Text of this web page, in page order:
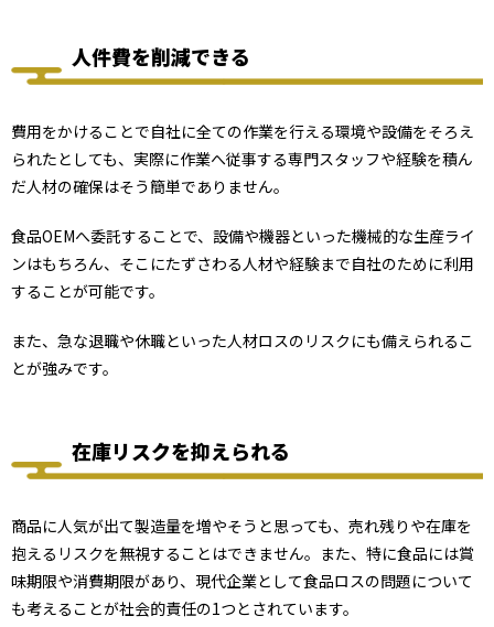
人件費を削減できる
費用をかけることで自社に全ての作業を行える環境や設備をそろえ
られたとしても、実際に作業へ従事する専門スタッフや経験を積ん
だ人材の確保はそう簡単でありません。
食品OEMへ委託することで、設備や機器といった機械的な生産ライ
ンはもちろん、そこにたずさわる人材や経験まで自社のために利用
することが可能です。
また、急な退職や休職といった人材ロスのリスクにも備えられるこ
とが強みです。
在庫リスクを抑えられる
商品に人気が出て製造量を増やそうと思っても、売れ残りや在庫を
抱えるリスクを無視することはできません。また、特に食品には賞
味期限や消費期限があり、現代企業として食品ロスの問題について
も考えることが社会的責任の1つとされています。